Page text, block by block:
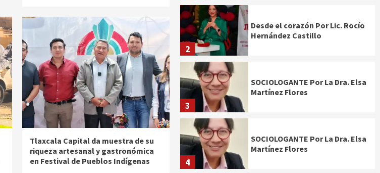
Tlaxcala Capital da muestra de su
riqueza artesanal y gastronómica
en Festival de Pueblos Indígenas
2
Desde el corazón Por Lic. Rocío
Hernández Castillo
3
SOCIOLOGANTE Por La Dra. Elsa
Martínez Flores
4
SOCIOLOGANTE Por La Dra. Elsa
Martínez Flores